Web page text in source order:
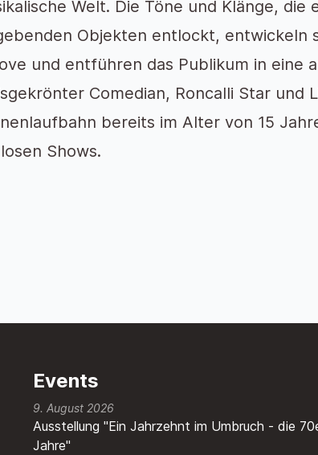
Welt. Die Töne und Klänge, die
Objekten entlockt, entwickeln
und entführen das Publikum in eine
Comedian, Roncalli Star und
bereits im Alter von 15
Shows.
Events
9. August 2026
Ausstellung "Ein Jahrzehnt im Umbruch - die
Jahre"